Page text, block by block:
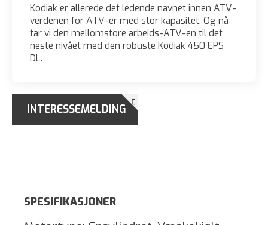
Kodiak er allerede det ledende navnet innen ATV-
verdenen for ATV-er med stor kapasitet. Og nå
tar vi den mellomstore arbeids-ATV-en til det
neste nivået med den robuste Kodiak 450 EPS
DL.
INTERESSEMELDING
SPESIFIKASJONER